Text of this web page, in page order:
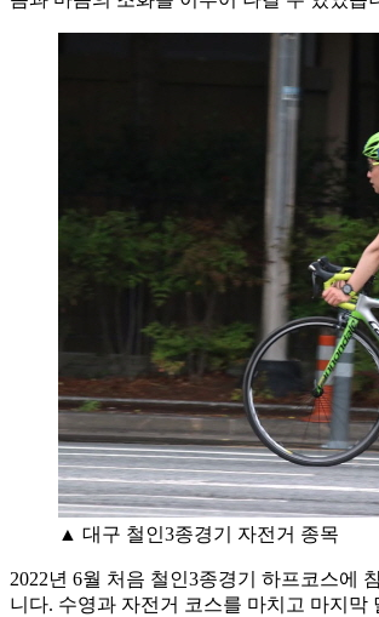
▲ 대구 철인3종경기 자전거 종목
2022년 6월 처음 철인3종경기 하프코스에
니다. 수영과 자전거 코스를 마치고 마지막